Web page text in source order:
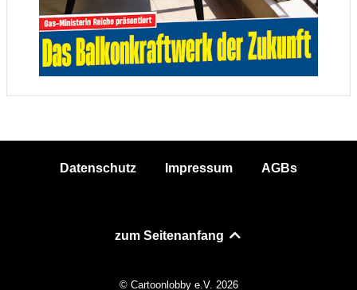
Datenschutz Impressum AGBs
zum Seitenanfang
© Cartoonlobby e.V. 2026